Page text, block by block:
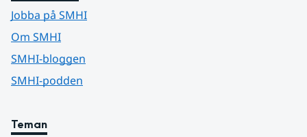
Jobba på SMHI
Om SMHI
SMHI-bloggen
SMHI-podden
Teman